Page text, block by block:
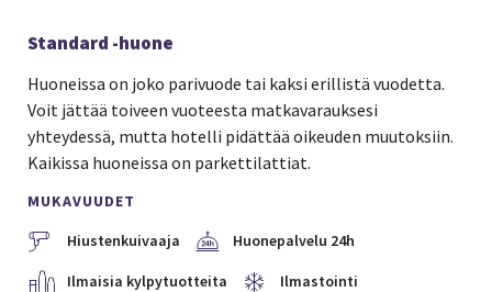
Standard -huone
Huoneissa on joko parivuode tai kaksi erillistä vuodetta.
Voit jättää toiveen vuoteesta matkavarauksesi
yhteydessä, mutta hotelli pidättää oikeuden muutoksiin.
Kaikissa huoneissa on parkettilattiat.
MUKAVUUDET
Hiustenkuivaaja
Huonepalvelu 24h
Ilmaisia kylpytuotteita Ilmastointi